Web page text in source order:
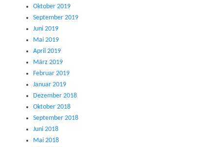
Oktober 2019
September 2019
Juni 2019
Mai 2019
April 2019
März 2019
Februar 2019
Januar 2019
Dezember 2018
Oktober 2018
September 2018
Juni 2018
Mai 2018